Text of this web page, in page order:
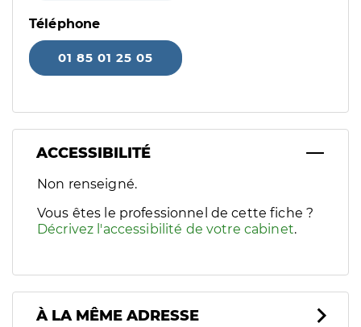
Téléphone
01 85 01 25 05
ACCESSIBILITÉ
Filtres
Sélectionnez un ou plusieurs handicaps/besoins
Non renseigné.
Vous êtes le professionnel de cette fiche ?
Décrivez l'accessibilité de votre cabinet.
À LA MÊME ADRESSE